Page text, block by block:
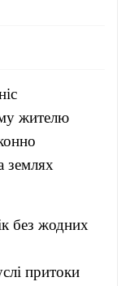
жителю
землях
без жодних
притоки